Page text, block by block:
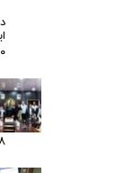
۳۰
۰۸